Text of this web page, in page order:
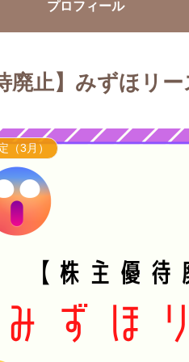
プロフィール
廃止】みずほリー
（3月）